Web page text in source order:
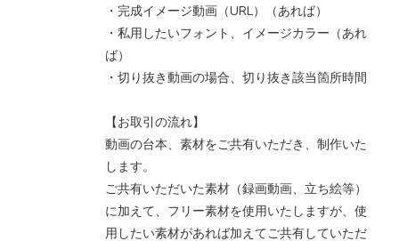
・完成イメージ動画（URL）（あれば）
・私用したいフォント、イメージカラー（あれ
ば）
・切り抜き動画の場合、切り抜き該当箇所時間
【お取引の流れ】
動画の台本、素材をご共有いただき、制作いた
します。
ご共有いただいた素材（録画動画、立ち絵等）
に加えて、フリー素材を使用いたしますが、使
用したい素材があれば加えてご共有していただ